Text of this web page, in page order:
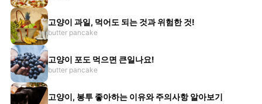
고양이 과일, 먹어도 되는 것과 위험한 것!
butter pancake
고양이 포도 먹으면 큰일나요!
butter pancake
고양이, 봉투 좋아하는 이유와 주의사항 알아보기